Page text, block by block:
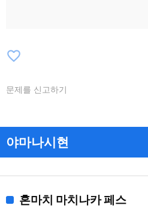
favorite_border
문제를 신고하기
야마나시현
혼마치 마치나카 페스